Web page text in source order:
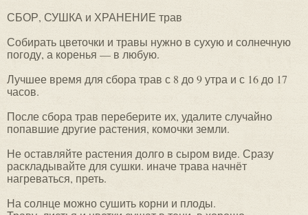
СБОР, СУШКА и ХРАНЕНИЕ трав
Собирать цветочки и травы нужно в сухую и солнечную
погоду, а коренья — в любую.
Лучшее время для сбора трав с 8 до 9 утра и с 16 до 17
часов.
После сбора трав переберите их, удалите случайно
попавшие другие растения, комочки земли.
Не оставляйте растения долго в сыром виде. Сразу
раскладывайте для сушки. иначе трава начнёт
нагреваться, преть.
На солнце можно сушить корни и плоды.